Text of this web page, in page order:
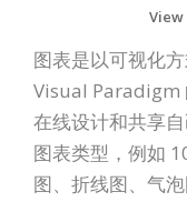
图表是以可视化
Visual Paradigm
在线设计和共享
图表类型，例如
图、折线图、气泡